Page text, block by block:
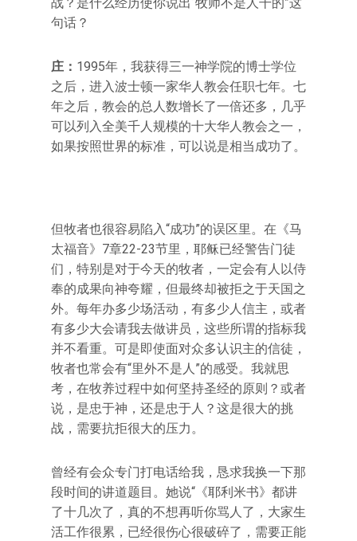
句话？
庄： 1995年，我获得三一神学院的博士学位
之后，进入波士顿一家华人教会任职七年。七
年之后，教会的总人数增长了一倍还多，几乎
可以列入全美千人规模的十大华人教会之一，
如果按照世界的标准，可以说是相当成功了。
但牧者也很容易陷入“成功”的误区里。在《马
太福音》7章22-23节里，耶稣已经警告门徒
们，特别是对于今天的牧者，一定会有人以侍
奉的成果向神夸耀，但最终却被拒之于天国之
外。每年办多少场活动，有多少人信主，或者
有多少大会请我去做讲员，这些所谓的指标我
并不看重。可是即使面对众多认识主的信徒，
牧者也常会有“里外不是人”的感受。我就思
考，在牧养过程中如何坚持圣经的原则？或者
说，是忠于神，还是忠于人？这是很大的挑
战，需要抗拒很大的压力。
曾经有会众专门打电话给我，恳求我换一下那
段时间的讲道题目。她说“《耶利米书》都讲
了十几次了，真的不想再听你骂人了，大家生
活工作很累，已经很伤心很破碎了，需要正能